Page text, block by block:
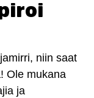
niin saat
Ole mukana
ja